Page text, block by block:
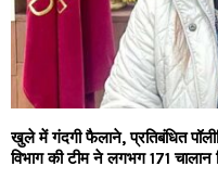
खुले में गंदगी फैलाने, प्रतिबंधित
विभाग की टीम ने लगभग 171 चालान